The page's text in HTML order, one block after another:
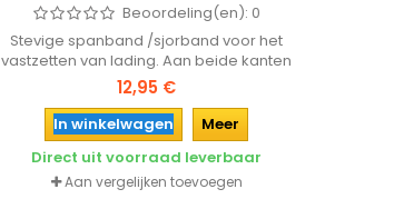
Beoordeling(en): 0
Stevige spanband /sjorband voor het
vastzetten van lading. Aan beide kanten
voorzien van een haak.
12,95 €
In winkelwagen
Meer
Direct uit voorraad leverbaar
Aan vergelijken toevoegen